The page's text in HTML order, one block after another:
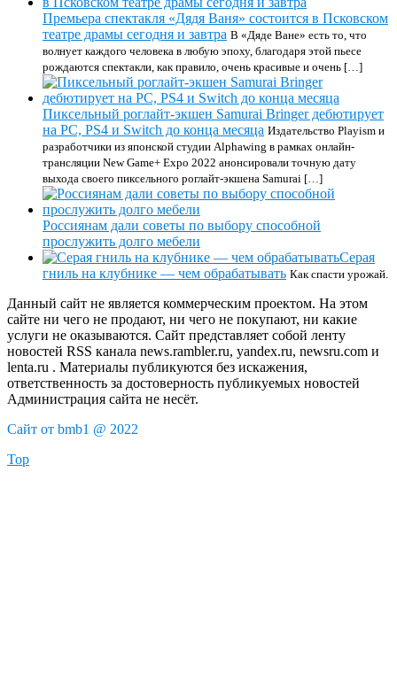
Премьера спектакля «Дядя Ваня» состоится в Псковском
театре драмы сегодня и завтра В «Дяде Ване» есть то, что
волнует каждого человека в любую эпоху, благодаря этой пьесе
рождаются спектакли, как правило, очень красивые и очень […]
Пиксельный роглайт-экшен Samurai Bringer дебютирует
на PC, PS4 и Switch до конца месяца Издательство Playism и
разработчики из японской студии Alphawing в рамках онлайн-
трансляции New Game+ Expo 2022 анонсировали точную дату
выхода своего пиксельного роглайт-экшена Samurai […]
Россиянам дали советы по выбору способной
прослужить долго мебели
Серая
гниль на клубнике — чем обрабатывать Как спасти урожай.
Данный сайт не является коммерческим проектом. На этом
сайте ни чего не продают, ни чего не покупают, ни какие
услуги не оказываются. Сайт представляет собой ленту
новостей RSS канала news.rambler.ru, yandex.ru, newsru.com и
lenta.ru . Материалы публикуются без искажения,
ответственность за достоверность публикуемых новостей
Администрация сайта не несёт.
Сайт от bmb1 @ 2022
Top